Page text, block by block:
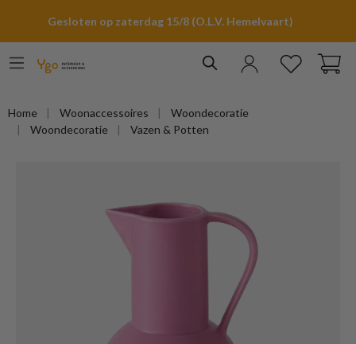
Gesloten op zaterdag 15/8 (O.L.V. Hemelvaart)
Home Woonaccessoires
Woondecoratie
Woondecoratie
Vazen & Potten